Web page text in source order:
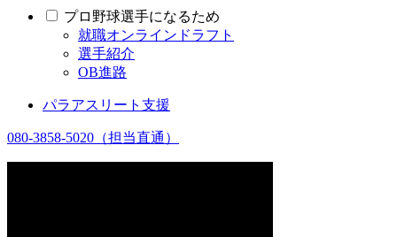
プロ野球選手になるため
就職オンラインドラフト
選手紹介
OB進路
パラアスリート支援
080-3858-5020 （担当直通）